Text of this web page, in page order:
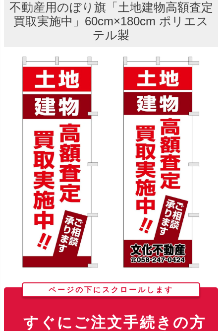
不動産用のぼり旗「土地建物高額査定
買取実施中」60cm×180cm ポリエス
テル製
ページの下にスクロールします
すぐにご注文手続きの方